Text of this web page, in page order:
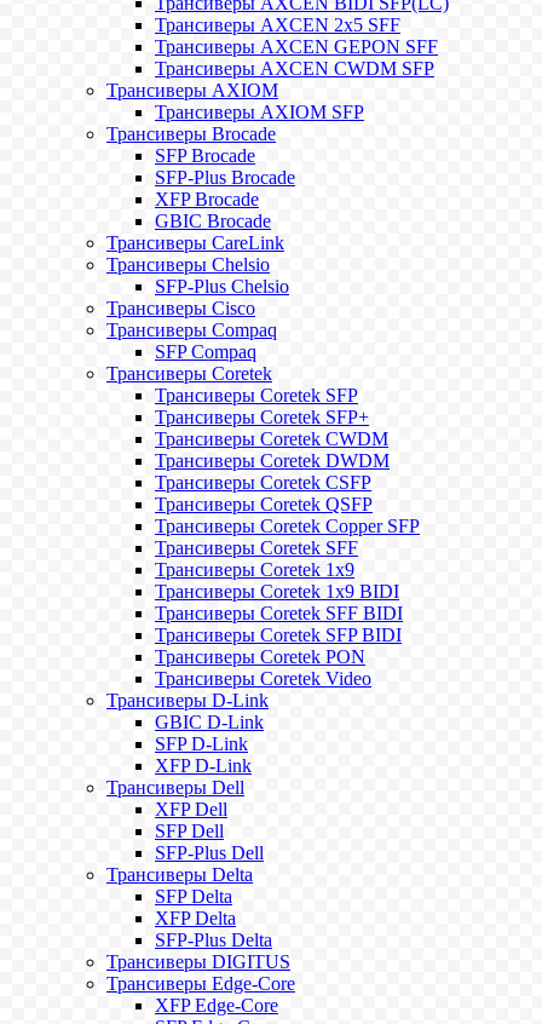
Трансиверы AXCEN 2x5 SFF
Трансиверы AXCEN GEPON SFF
Трансиверы AXCEN CWDM SFP
Трансиверы AXIOM
Трансиверы AXIOM SFP
Трансиверы Brocade
SFP Brocade
SFP-Plus Brocade
XFP Brocade
GBIC Brocade
Трансиверы CareLink
Трансиверы Chelsio
SFP-Plus Chelsio
Трансиверы Cisco
Трансиверы Compaq
SFP Compaq
Трансиверы Coretek
Трансиверы Coretek SFP
Трансиверы Coretek SFP+
Трансиверы Coretek CWDM
Трансиверы Coretek DWDM
Трансиверы Coretek CSFP
Трансиверы Coretek QSFP
Трансиверы Coretek Copper SFP
Трансиверы Coretek SFF
Трансиверы Coretek 1x9
Трансиверы Coretek 1x9 BIDI
Трансиверы Coretek SFF BIDI
Трансиверы Coretek SFP BIDI
Трансиверы Coretek PON
Трансиверы Coretek Video
Трансиверы D-Link
GBIC D-Link
SFP D-Link
XFP D-Link
Трансиверы Dell
XFP Dell
SFP Dell
SFP-Plus Dell
Трансиверы Delta
SFP Delta
XFP Delta
SFP-Plus Delta
Трансиверы DIGITUS
Трансиверы Edge-Core
XFP Edge-Core